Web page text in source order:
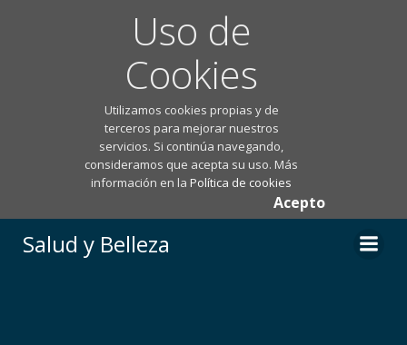
Uso de
Cookies
Utilizamos cookies propias y de
terceros para mejorar nuestros
servicios. Si continúa navegando,
consideramos que acepta su uso. Más
información en laPolítica de cookies
Acepto
Salud y Belleza